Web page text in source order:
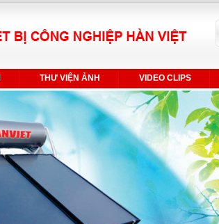
THƯ VIỆN ẢNH VIDEO CLIPS